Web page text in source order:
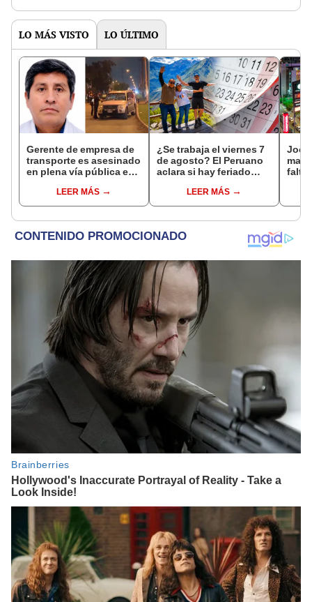
LO MÁS VISTO LO ÚLTIMO
Gerente de empresa de
transporte es asesinado
en plena vía pública en
sobrevivió al ataque
LEER MÁS
¿Se trabaja el viernes 7
de agosto? El Peruano
aclara si hay feriado
del 6 de agosto
LEER MÁS
falta